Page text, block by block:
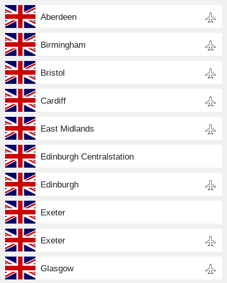
Aberdeen
Birmingham
Bristol
Cardiff
East Midlands
Edinburgh Centralstation
Edinburgh
Exeter
Exeter
Glasgow